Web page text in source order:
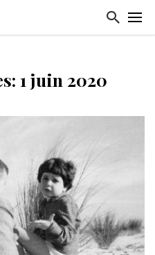
1 juin 2020